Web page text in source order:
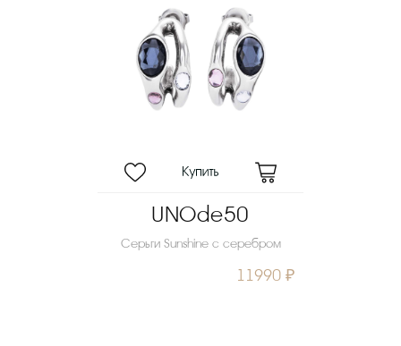
UNOde50
Серьги Sunshine с серебром
11990 ₽